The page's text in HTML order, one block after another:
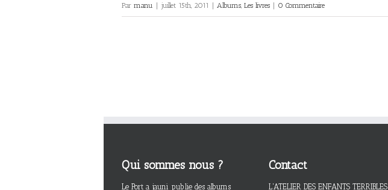
Par manu juillet 15th, 2011 Albums, Les livres 0 Commentaire
Qui sommes nous ?
Le Port a jauni publie des albums
Contact
L'ATELIER DES ENFANTS TERRIBLES